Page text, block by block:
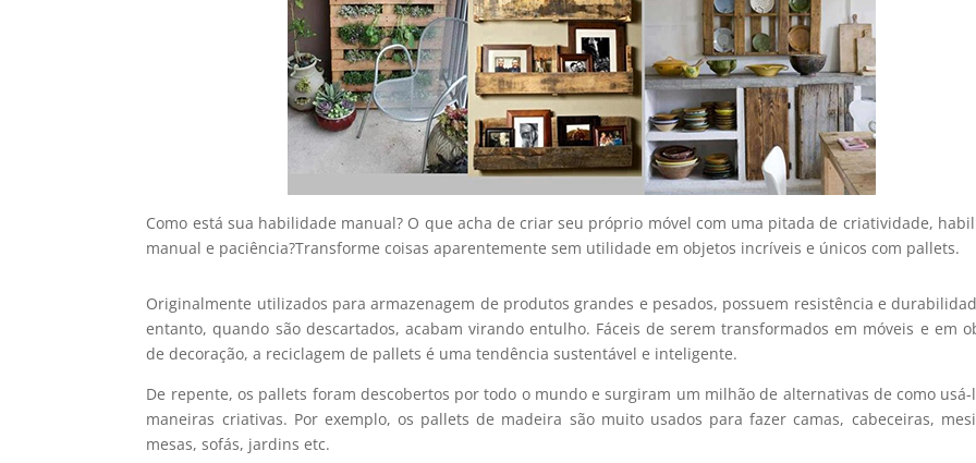
Como está sua habilidade manual? O que acha de criar seu próprio móvel com uma pitada de criatividade,
manual e paciência?Transforme coisas aparentemente sem utilidade em objetos incríveis e únicos com pallets.
Originalmente utilizados para armazenagem de produtos grandes e pesados, possuem resistência e
entanto, quando são descartados, acabam virando entulho. Fáceis de serem transformados em móveis e em
de decoração, a reciclagem de pallets é uma tendência sustentável e inteligente.
De repente, os pallets foram descobertos por todo o mundo e surgiram um milhão de alternativas de como usá-
maneiras criativas. Por exemplo, os pallets de madeira são muito usados para fazer camas, cabeceiras,
mesas, sofás, jardins etc.